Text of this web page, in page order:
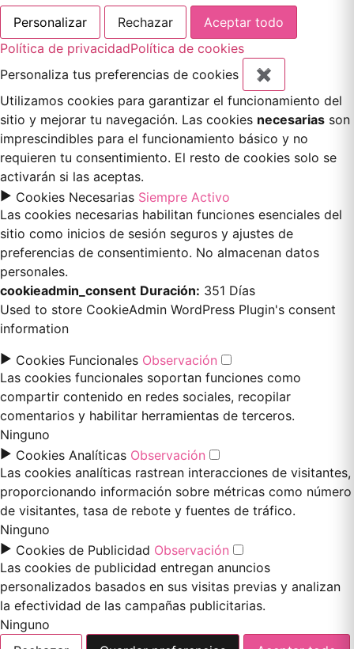
Personalizar Rechazar
Aceptar todo
Política de privacidadPolítica de cookies
Personaliza tus preferencias de cookies
✖
Utilizamos cookies para garantizar el funcionamiento del
sitio y mejorar tu navegación. Las cookies necesarias son
imprescindibles para el funcionamiento básico y no
requieren tu consentimiento. El resto de cookies solo se
activarán si las aceptas.
► Cookies Necesarias Siempre Activo
Las cookies necesarias habilitan funciones esenciales del
sitio como inicios de sesión seguros y ajustes de
preferencias de consentimiento. No almacenan datos
personales.
cookieadmin_consent Duración: 351 Días
Used to store CookieAdmin WordPress Plugin's consent
information
► Cookies Funcionales Observación
Las cookies funcionales soportan funciones como
compartir contenido en redes sociales, recopilar
comentarios y habilitar herramientas de terceros.
Ninguno
► Cookies Analíticas Observación
Las cookies analíticas rastrean interacciones de visitantes,
proporcionando información sobre métricas como número
de visitantes, tasa de rebote y fuentes de tráfico.
Ninguno
► Cookies de Publicidad Observación
Las cookies de publicidad entregan anuncios
personalizados basados en sus visitas previas y analizan
la efectividad de las campañas publicitarias.
Ninguno